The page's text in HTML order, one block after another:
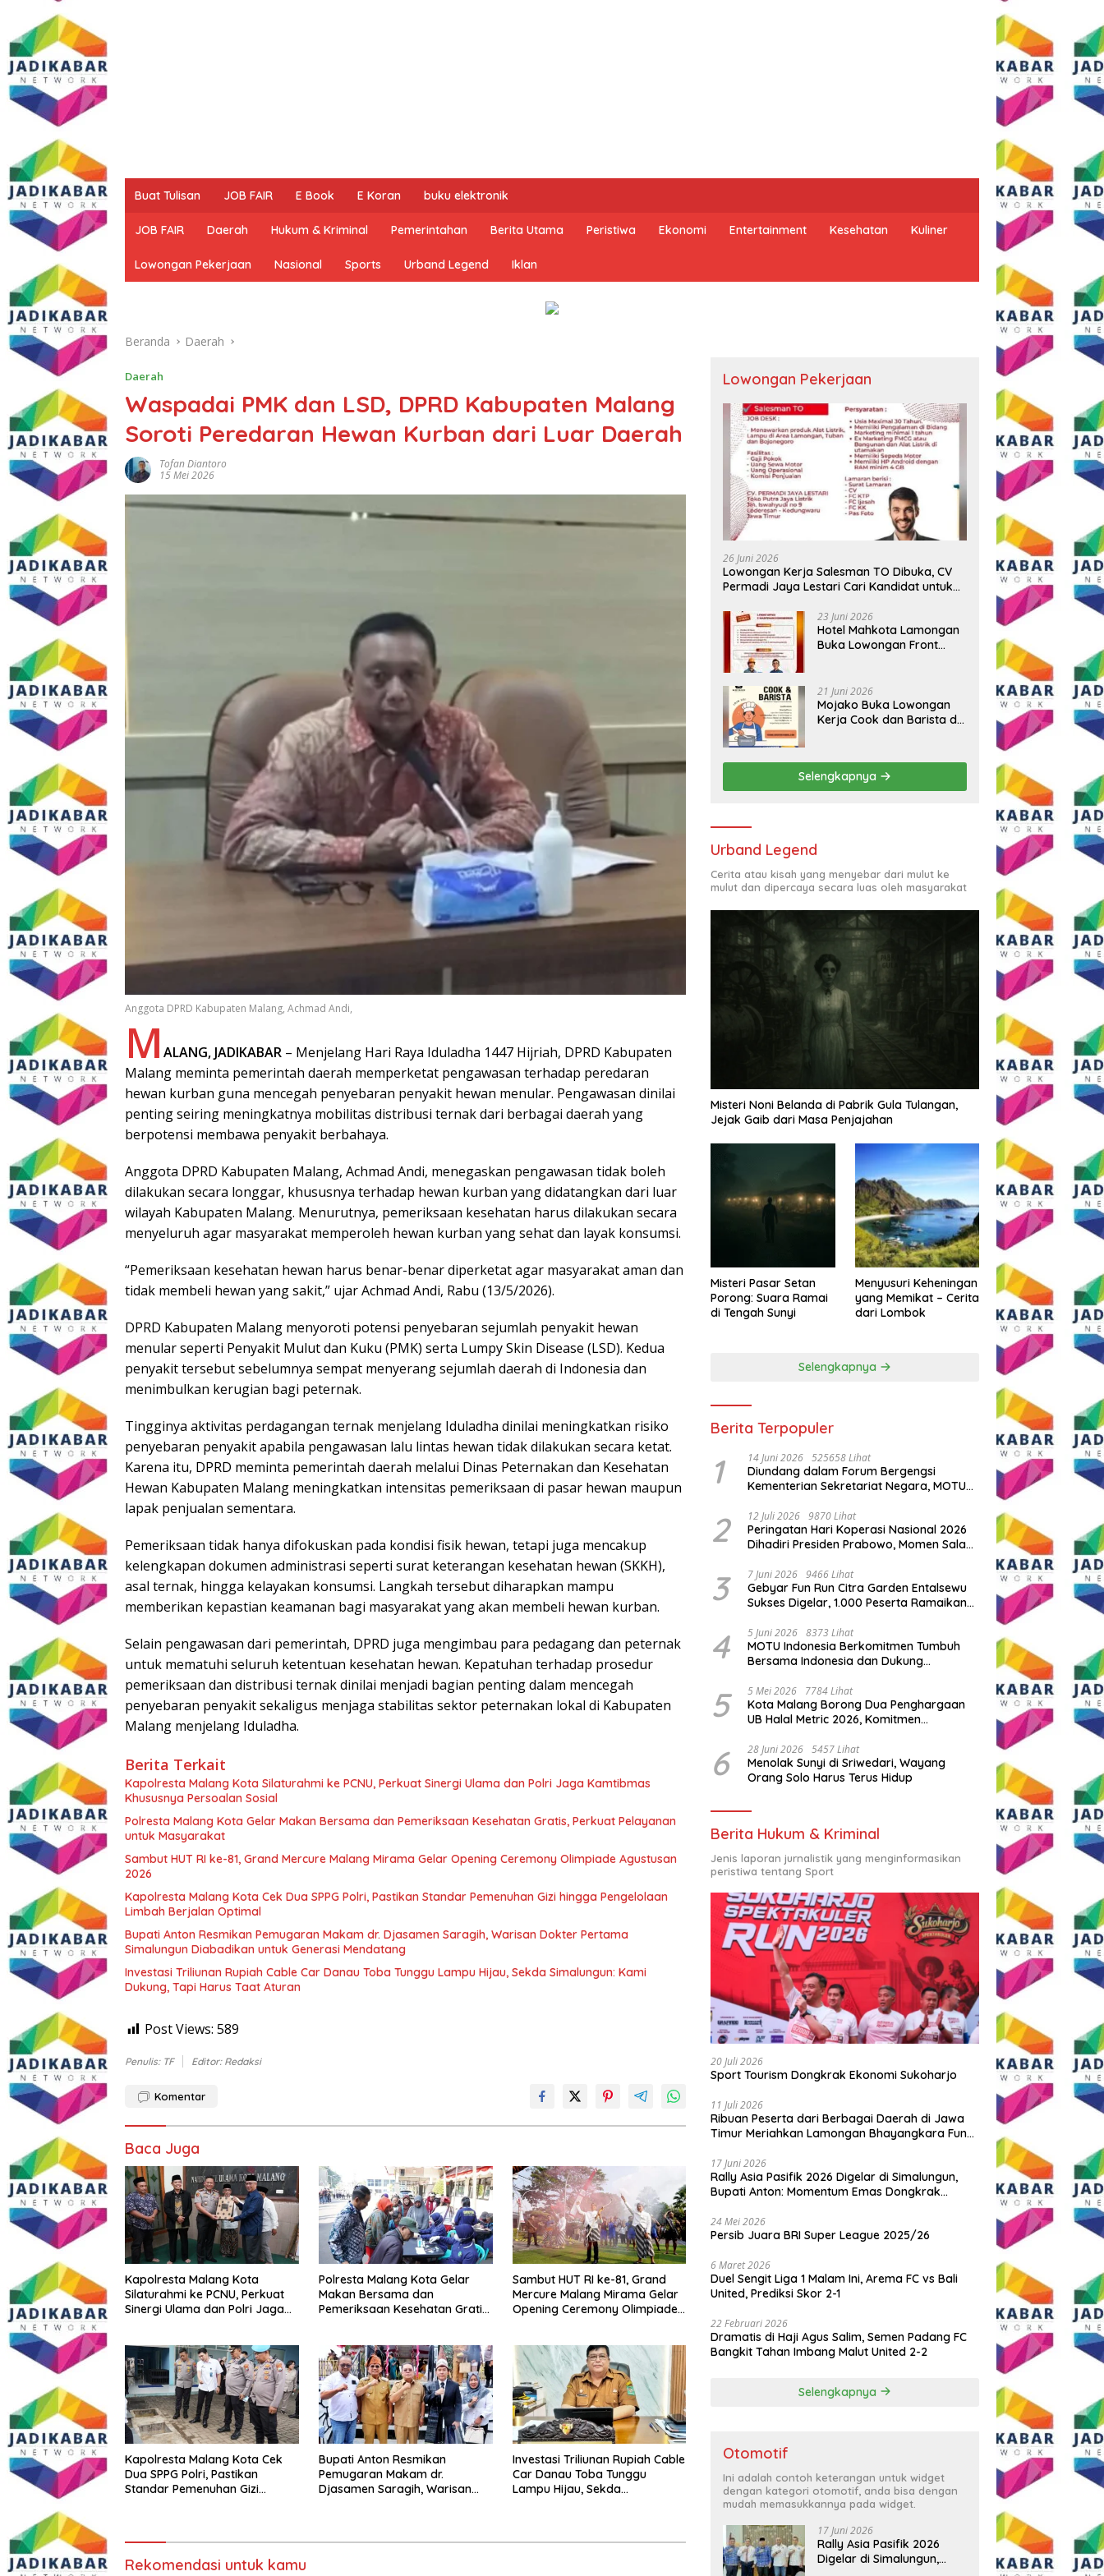
Buat Tulisan JOB FAIR E Book E Koran buku elektronik
JOB FAIR Daerah Hukum & Kriminal Pemerintahan Berita Utama Peristiwa Ekonomi Entertainment Kesehatan Kuliner
Lowongan Pekerjaan Nasional Sports Urband Legend Iklan
Beranda Daerah
Daerah
Waspadai PMK dan LSD, DPRD Kabupaten Malang
Soroti Peredaran Hewan Kurban dari Luar Daerah
Tofan Diantoro
15 Mei 2026
Anggota DPRD Kabupaten Malang, Achmad Andi,
M ALANG, JADIKABAR – Menjelang Hari Raya Iduladha 1447 Hijriah, DPRD Kabupaten
Malang meminta pemerintah daerah memperketat pengawasan terhadap peredaran
hewan kurban guna mencegah penyebaran penyakit hewan menular. Pengawasan dinilai
penting seiring meningkatnya mobilitas distribusi ternak dari berbagai daerah yang
berpotensi membawa penyakit berbahaya.
Anggota DPRD Kabupaten Malang, Achmad Andi, menegaskan pengawasan tidak boleh
dilakukan secara longgar, khususnya terhadap hewan kurban yang didatangkan dari luar
wilayah Kabupaten Malang. Menurutnya, pemeriksaan kesehatan harus dilakukan secara
menyeluruh agar masyarakat memperoleh hewan kurban yang sehat dan layak konsumsi.
“Pemeriksaan kesehatan hewan harus benar-benar diperketat agar masyarakat aman dan
tidak membeli hewan yang sakit,” ujar Achmad Andi, Rabu (13/5/2026).
DPRD Kabupaten Malang menyoroti potensi penyebaran sejumlah penyakit hewan
menular seperti Penyakit Mulut dan Kuku (PMK) serta Lumpy Skin Disease (LSD). Kedua
penyakit tersebut sebelumnya sempat menyerang sejumlah daerah di Indonesia dan
menimbulkan kerugian bagi peternak.
Tingginya aktivitas perdagangan ternak menjelang Iduladha dinilai meningkatkan risiko
penyebaran penyakit apabila pengawasan lalu lintas hewan tidak dilakukan secara ketat.
Karena itu, DPRD meminta pemerintah daerah melalui Dinas Peternakan dan Kesehatan
Hewan Kabupaten Malang meningkatkan intensitas pemeriksaan di pasar hewan maupun
lapak penjualan sementara.
Pemeriksaan tidak hanya difokuskan pada kondisi fisik hewan, tetapi juga mencakup
kelengkapan dokumen administrasi seperti surat keterangan kesehatan hewan (SKKH),
asal ternak, hingga kelayakan konsumsi. Langkah tersebut diharapkan mampu
memberikan kepastian keamanan bagi masyarakat yang akan membeli hewan kurban.
Selain pengawasan dari pemerintah, DPRD juga mengimbau para pedagang dan peternak
untuk mematuhi seluruh ketentuan kesehatan hewan. Kepatuhan terhadap prosedur
pemeriksaan dan distribusi ternak dinilai menjadi bagian penting dalam mencegah
penyebaran penyakit sekaligus menjaga stabilitas sektor peternakan lokal di Kabupaten
Malang menjelang Iduladha.
Berita Terkait
Kapolresta Malang Kota Silaturahmi ke PCNU, Perkuat Sinergi Ulama dan Polri Jaga Kamtibmas
Khususnya Persoalan Sosial
Polresta Malang Kota Gelar Makan Bersama dan Pemeriksaan Kesehatan Gratis, Perkuat Pelayanan
untuk Masyarakat
Sambut HUT RI ke-81, Grand Mercure Malang Mirama Gelar Opening Ceremony Olimpiade Agustusan
2026
Kapolresta Malang Kota Cek Dua SPPG Polri, Pastikan Standar Pemenuhan Gizi hingga Pengelolaan
Limbah Berjalan Optimal
Bupati Anton Resmikan Pemugaran Makam dr. Djasamen Saragih, Warisan Dokter Pertama
Simalungun Diabadikan untuk Generasi Mendatang
Investasi Triliunan Rupiah Cable Car Danau Toba Tunggu Lampu Hijau, Sekda Simalungun: Kami
Dukung, Tapi Harus Taat Aturan
Post Views: 589
Penulis: TF Editor: Redaksi
Komentar
Baca Juga
Kapolresta Malang Kota
Silaturahmi ke PCNU, Perkuat
Sinergi Ulama dan Polri Jaga
Polresta Malang Kota Gelar
Makan Bersama dan
Pemeriksaan Kesehatan Gratis,
Sambut HUT RI ke-81, Grand
Mercure Malang Mirama Gelar
Opening Ceremony Olimpiade
Kapolresta Malang Kota Cek
Dua SPPG Polri, Pastikan
Standar Pemenuhan Gizi
Bupati Anton Resmikan
Pemugaran Makam dr.
Djasamen Saragih, Warisan
Investasi Triliunan Rupiah Cable
Car Danau Toba Tunggu
Lampu Hijau, Sekda
Rekomendasi untuk kamu
Lowongan Pekerjaan
26 Juni 2026
Lowongan Kerja Salesman TO Dibuka, CV
Permadi Jaya Lestari Cari Kandidat untuk
23 Juni 2026
Hotel Mahkota Lamongan
Buka Lowongan Front
Syaratnya
21 Juni 2026
Mojako Buka Lowongan
Kerja Cook dan Barista di
Selengkapnya
Urband Legend
Cerita atau kisah yang menyebar dari mulut ke
mulut dan dipercaya secara luas oleh masyarakat
Misteri Noni Belanda di Pabrik Gula Tulangan,
Jejak Gaib dari Masa Penjajahan
Misteri Pasar Setan
Porong: Suara Ramai
di Tengah Sunyi
Menyusuri Keheningan
yang Memikat – Cerita
dari Lombok
Selengkapnya
Berita Terpopuler
1 14 Juni 2026 525658 Lihat
Diundang dalam Forum Bergengsi
Kementerian Sekretariat Negara, MOTU
Indonesia
2 12 Juli 2026 9870 Lihat
Peringatan Hari Koperasi Nasional 2026
Dihadiri Presiden Prabowo, Momen Salam
3 7 Juni 2026 9466 Lihat
Gebyar Fun Run Citra Garden Entalsewu
Sukses Digelar, 1.000 Peserta Ramaikan
4 5 Juni 2026 8373 Lihat
MOTU Indonesia Berkomitmen Tumbuh
Bersama Indonesia dan Dukung
5 5 Mei 2026 7784 Lihat
Kota Malang Borong Dua Penghargaan
UB Halal Metric 2026, Komitmen
6 28 Juni 2026 5457 Lihat
Menolak Sunyi di Sriwedari, Wayang
Orang Solo Harus Terus Hidup
Berita Hukum & Kriminal
Jenis laporan jurnalistik yang menginformasikan
peristiwa tentang Sport
20 Juli 2026
Sport Tourism Dongkrak Ekonomi Sukoharjo
11 Juli 2026
Ribuan Peserta dari Berbagai Daerah di Jawa
Timur Meriahkan Lamongan Bhayangkara Fun
17 Juni 2026
Rally Asia Pasifik 2026 Digelar di Simalungun,
Bupati Anton: Momentum Emas Dongkrak
24 Mei 2026
Persib Juara BRI Super League 2025/26
6 Maret 2026
Duel Sengit Liga 1 Malam Ini, Arema FC vs Bali
United, Prediksi Skor 2-1
22 Februari 2026
Dramatis di Haji Agus Salim, Semen Padang FC
Bangkit Tahan Imbang Malut United 2-2
Selengkapnya
Otomotif
Ini adalah contoh keterangan untuk widget
dengan kategori otomotif, anda bisa dengan
mudah memasukkannya pada widget.
17 Juni 2026
Rally Asia Pasifik 2026
Digelar di Simalungun,